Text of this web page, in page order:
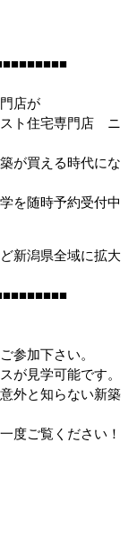
店が
スト住宅専門店 ニ
が買える時代にな
を随時予約受付中
新潟県全域に拡大
参加下さい。
が見学可能です。
外と知らない新築
度ご覧ください！